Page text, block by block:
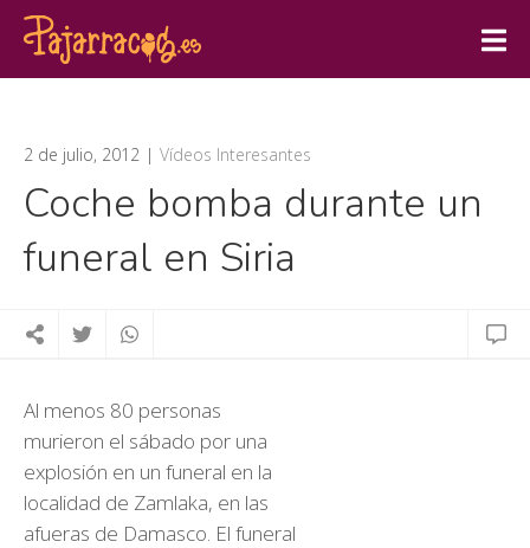
2 de julio, 2012 Vídeos Interesantes
Coche bomba durante un
funeral en Siria
Al menos 80 personas
murieron el sábado por una
explosión en un funeral en la
localidad de Zamlaka, en las
afueras de Damasco. El funeral